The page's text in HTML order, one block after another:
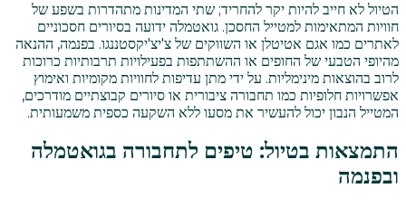
הטיול לא חייב להיות יקר להחריד; שתי המדינות מתהדרות בשפע של
חוויות המתאימות למטייל החסכן. גואטמלה ידועה בסיורים חסכוניים
לאתרים כמו אגם אטיטלן או השווקים של צ'יצ'יקסטננגו. בפנמה, ההנאה
מהיופי הטבעי של החופים או ההשתתפות בפעילויות תרבותיות כרוכות
לרוב בהוצאות מינימליות. על ידי מתן עדיפות לחוויות מקומיות ואימוץ
אפשרויות חלופיות כמו תחבורה ציבורית או סיורים קבוצתיים מודרכים,
המטייל הנבון יכול להעשיר את מסעו ללא השקעה כספית משמעותית.
התמצאות בטיול: טיפים לתחבורה בגואטמלה
ובפנמה